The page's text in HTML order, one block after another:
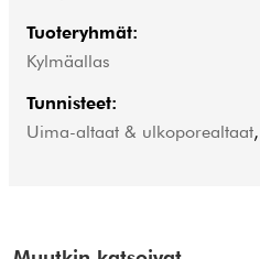
Tuoteryhmät:
Kylmäallas
Tunnisteet:
Uima-altaat & ulkoporealtaat,